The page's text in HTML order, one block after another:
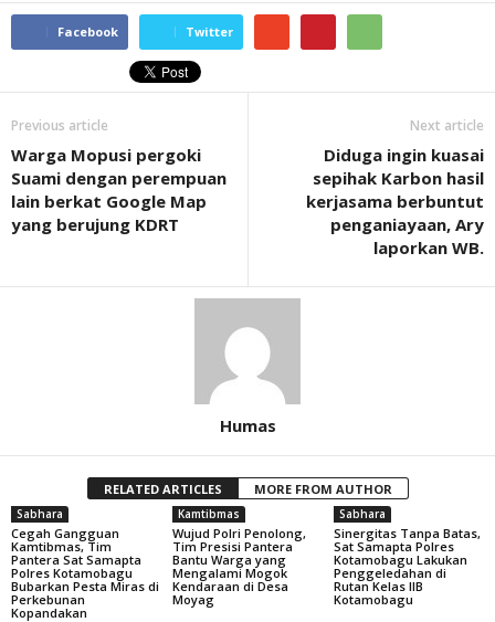
Facebook Twitter
Previous article
Warga Mopusi pergoki
Suami dengan perempuan
lain berkat Google Map
yang berujung KDRT
Next article
Diduga ingin kuasai
sepihak Karbon hasil
kerjasama berbuntut
penganiayaan, Ary
laporkan WB.
Humas
RELATED ARTICLES MORE FROM AUTHOR
Sabhara
Cegah Gangguan
Kamtibmas, Tim
Pantera Sat Samapta
Polres Kotamobagu
Bubarkan Pesta Miras di
Perkebunan
Kopandakan
Kamtibmas
Wujud Polri Penolong,
Tim Presisi Pantera
Bantu Warga yang
Mengalami Mogok
Kendaraan di Desa
Moyag
Sabhara
Sinergitas Tanpa Batas,
Sat Samapta Polres
Kotamobagu Lakukan
Penggeledahan di
Rutan Kelas IIB
Kotamobagu